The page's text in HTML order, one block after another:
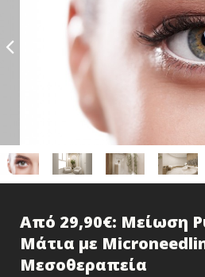
Από 29,90€: Μείωση
Μάτια με
Μεσοθεραπεία